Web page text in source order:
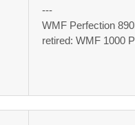
---
WMF Perfection
retired: WMF 1000